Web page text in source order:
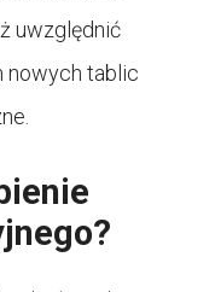
uwzględnić
nowych tablic